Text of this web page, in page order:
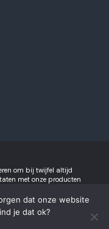
om bij twijfel altijd
met onze producten
voor Succes B.V.
dat onze website
je dat ok?